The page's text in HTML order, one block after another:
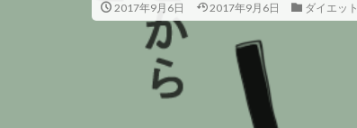
2017年9月6日 2017年9月6日 ダイエット